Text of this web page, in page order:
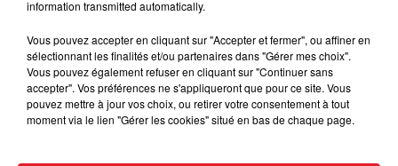
Apple et OpenAI, créateur de ChatGPT, pourraient se retrouver
en procès suite à une collaboration décevante.
information transmitted automatically.
Vous pouvez accepter en cliquant sur "Accepter et fermer", ou affiner en
sélectionnant les finalités et/ou partenaires dans "Gérer mes choix".
Vous pouvez également refuser en cliquant sur "Continuer sans
accepter". Vos préférences ne s'appliqueront que pour ce site. Vous
pouvez mettre à jour vos choix, ou retirer votre consentement à tout
moment via le lien "Gérer les cookies" situé en bas de chaque page.